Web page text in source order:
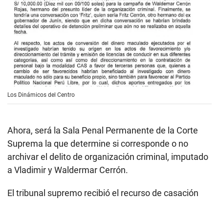
Los Dinámicos del Centro
Ahora, será la Sala Penal Permanente de la Corte
Suprema la que determine si corresponde o no
archivar el delito de organización criminal, imputado
a Vladimir y Waldermar Cerrón.
El tribunal supremo recibió el recurso de casación